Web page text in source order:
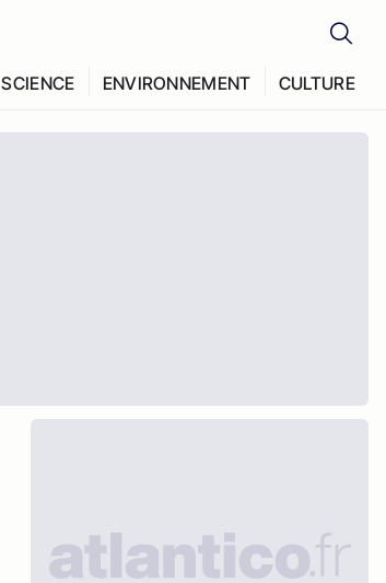
SCIENCE ENVIRONNEMENT CULTURE